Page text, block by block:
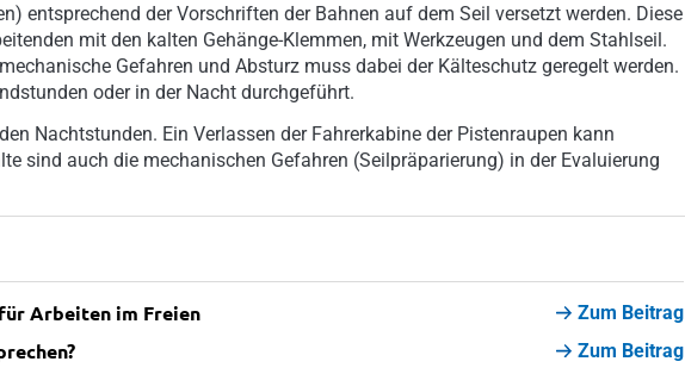
entsprechend der Vorschriften der Bahnen auf dem Seil versetzt werden. Diese
mit den kalten Gehänge-Klemmen, mit Werkzeugen und dem Stahlseil.
Gefahren und Absturz muss dabei der Kälteschutz geregelt werden.
oder in der Nacht durchgeführt.
Nachtstunden. Ein Verlassen der Fahrerkabine der Pistenraupen kann
sind auch die mechanischen Gefahren (Seilpräparierung) in der Evaluierung
Arbeiten im Freien Zum Beitrag
Zum Beitrag